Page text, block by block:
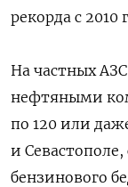
рекорда с 2010
На частных
нефтяными
по 120 или
и
бензинового